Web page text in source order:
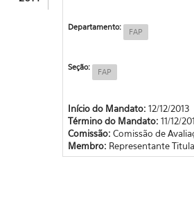
Departamento: FAP
Seção: FAP
Início do Mandato: 12/12/2013
Término do Mandato: 11/12/
Comissão: Comissão de
Membro: Representante